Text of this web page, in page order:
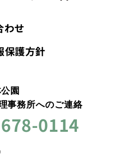
わせ
保護方針
園
事務所へのご連絡
678-0114